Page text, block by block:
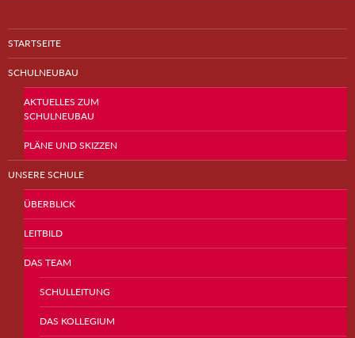
STARTSEITE
SCHULNEUBAU
AKTUELLES ZUM
SCHULNEUBAU
PLÄNE UND SKIZZEN
UNSERE SCHULE
ÜBERBLICK
LEITBILD
DAS TEAM
SCHULLEITUNG
DAS KOLLEGIUM